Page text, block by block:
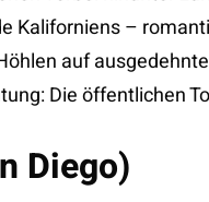
Kaliforniens –
auf
Die öffentlichen
Diego)